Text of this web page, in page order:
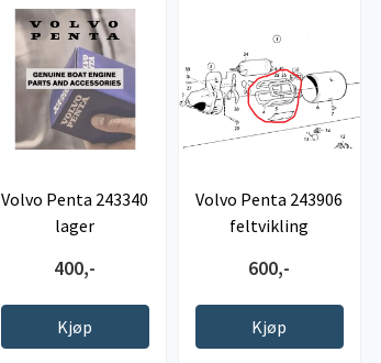
Volvo Penta 243340
lager
400,-
Kjøp
Volvo Penta 243906
feltvikling
600,-
Kjøp